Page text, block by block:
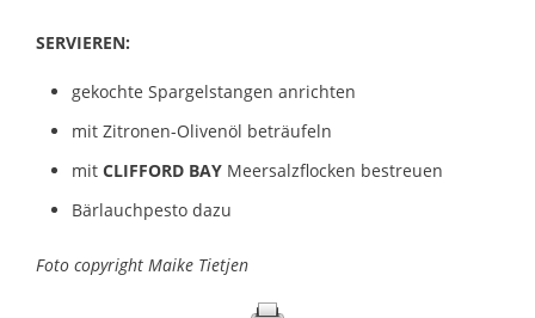
SERVIEREN:
gekochte Spargelstangen anrichten
mit Zitronen-Olivenöl beträufeln
mit CLIFFORD BAY Meersalzflocken bestreuen
Bärlauchpesto dazu
Foto copyright Maike Tietjen